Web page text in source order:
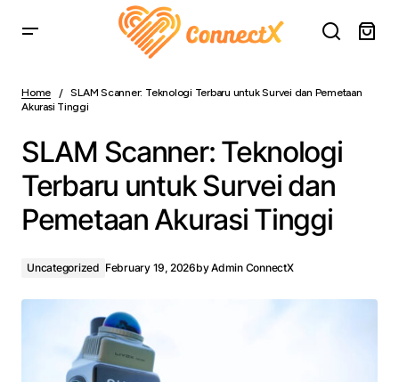
Pemetaan Akurasi Tinggi
Home
SLAM Scanner: Teknologi Terbaru untuk Survei dan Pemetaan
Akurasi Tinggi
SLAM Scanner: Teknologi
Terbaru untuk Survei dan
Pemetaan Akurasi Tinggi
Uncategorized February 19, 2026byAdmin ConnectX